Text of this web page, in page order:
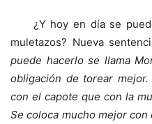
¿Y hoy en día se
muletazos? Nueva
puede hacerlo se llama
obligación de torear
con el capote que con la
Se coloca mucho mejor